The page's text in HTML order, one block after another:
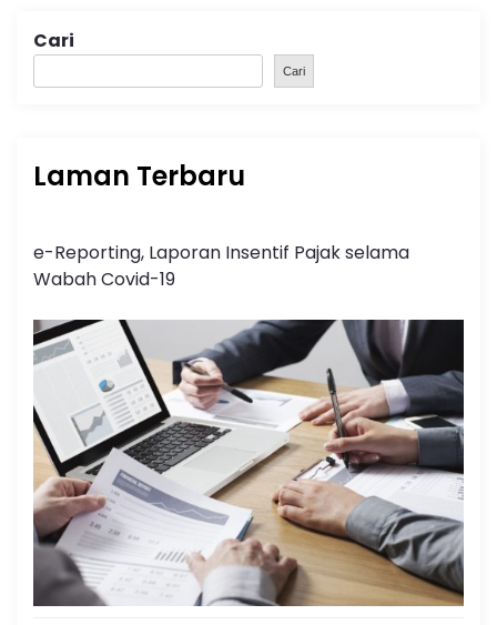
Cari
Cari
Laman Terbaru
e-Reporting, Laporan Insentif Pajak selama
Wabah Covid-19